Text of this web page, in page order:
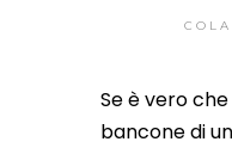
Se è vero
bancone di